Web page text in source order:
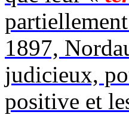
1897,
judicieux,
positive et